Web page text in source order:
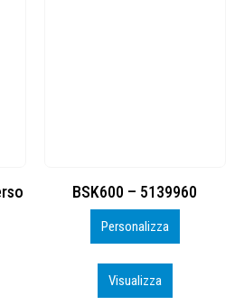
DTF
Personalizza
Visualizza